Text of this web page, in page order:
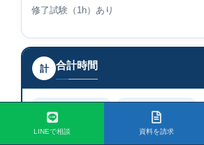
修了試験（1h）あり
計 合計時間
スクーリング 自宅学習
40.5h
LINEで相談 資料を請求